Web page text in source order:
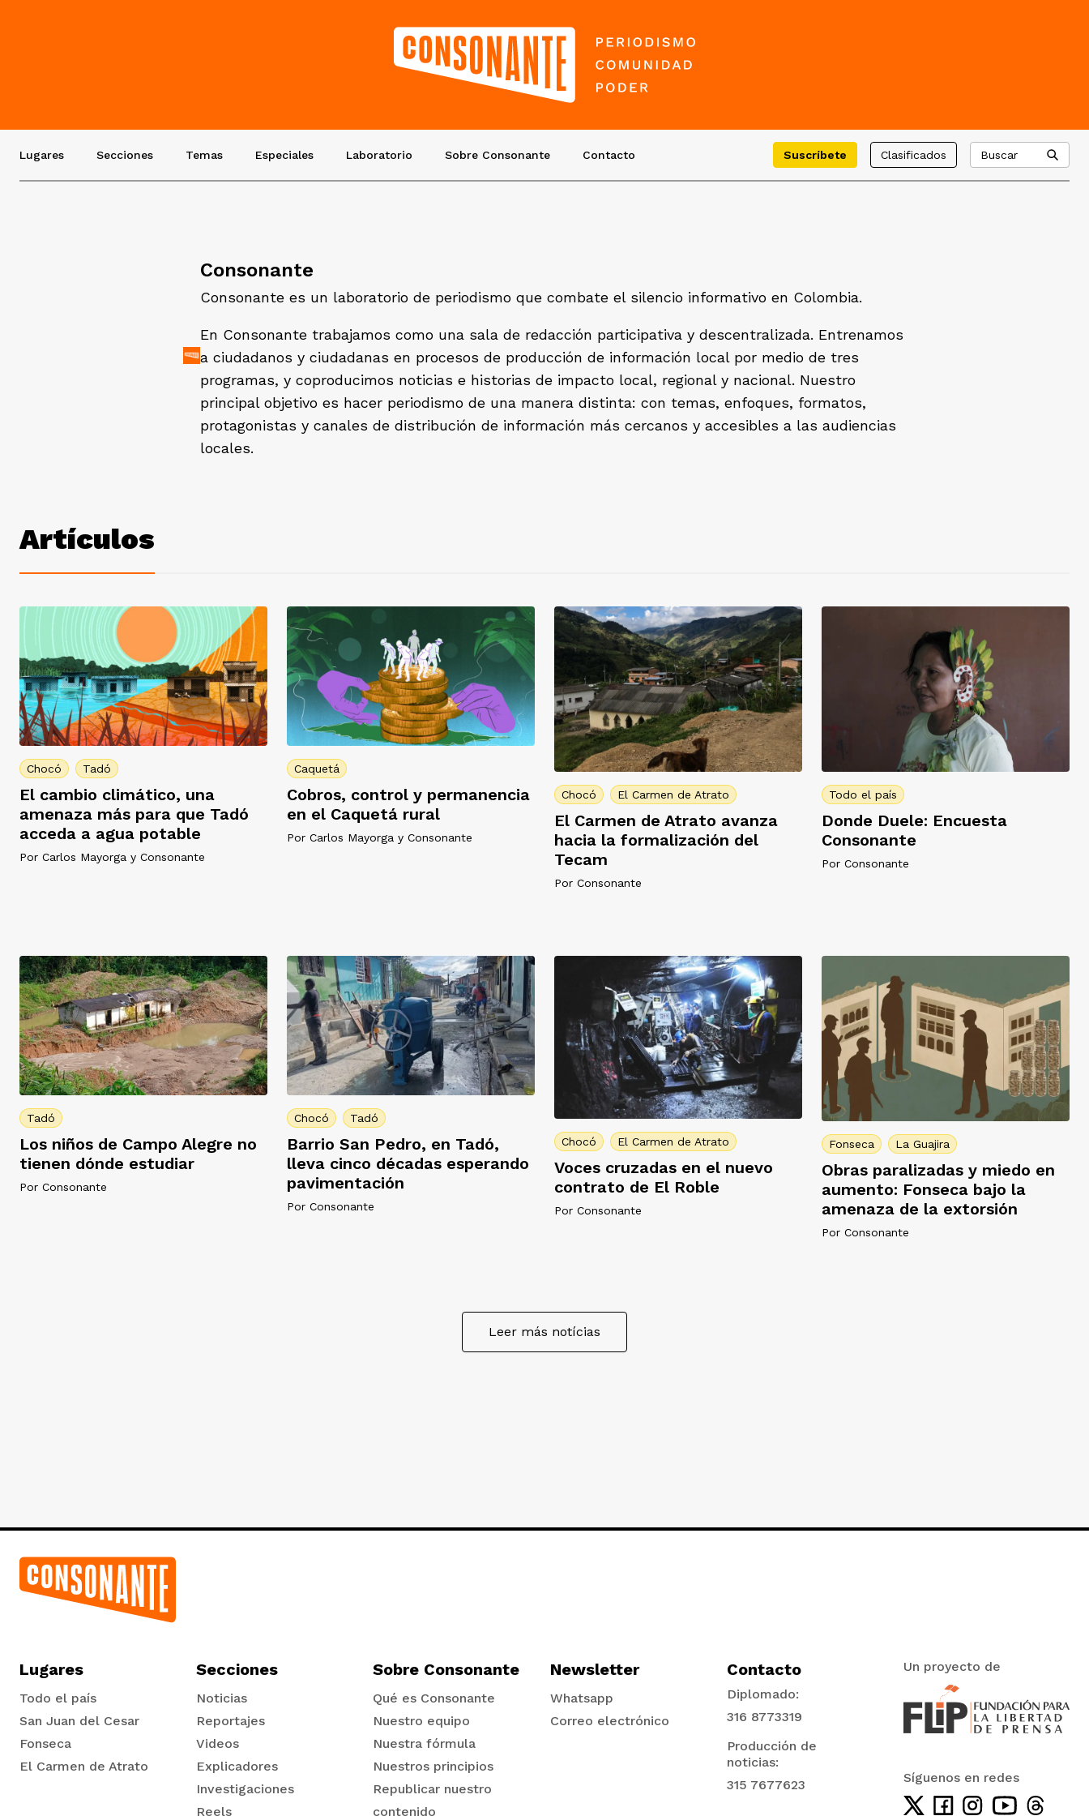
Lugares Secciones Temas Especiales Laboratorio Sobre Consonante Contacto Suscríbete Clasificados Buscar
Consonante
Consonante es un laboratorio de periodismo que combate el silencio informativo en Colombia.
En Consonante trabajamos como una sala de redacción participativa y descentralizada. Entrenamos
a ciudadanos y ciudadanas en procesos de producción de información local por medio de tres
programas, y coproducimos noticias e historias de impacto local, regional y nacional. Nuestro
principal objetivo es hacer periodismo de una manera distinta: con temas, enfoques, formatos,
protagonistas y canales de distribución de información más cercanos y accesibles a las audiencias
locales.
Artículos
Chocó Tadó
El cambio climático, una
amenaza más para que Tadó
acceda a agua potable
Por Carlos Mayorga y Consonante
Caquetá
Cobros, control y permanencia
en el Caquetá rural
Por Carlos Mayorga y Consonante
Chocó El Carmen de Atrato
El Carmen de Atrato avanza
hacia la formalización del
Tecam
Por Consonante
Todo el país
Donde Duele: Encuesta
Consonante
Por Consonante
Tadó
Los niños de Campo Alegre no
tienen dónde estudiar
Por Consonante
Chocó Tadó
Barrio San Pedro, en Tadó,
lleva cinco décadas esperando
pavimentación
Por Consonante
Chocó El Carmen de Atrato
Voces cruzadas en el nuevo
contrato de El Roble
Por Consonante
Fonseca La Guajira
Obras paralizadas y miedo en
aumento: Fonseca bajo la
amenaza de la extorsión
Por Consonante
Leer más notícias
Lugares
Todo el país
San Juan del Cesar
Fonseca
El Carmen de Atrato
Secciones
Noticias
Reportajes
Videos
Explicadores
Investigaciones
Reels
Sobre Consonante
Qué es Consonante
Nuestro equipo
Nuestra fórmula
Nuestros principios
Republicar nuestro
contenido
Newsletter
Whatsapp
Correo electrónico
Contacto
Diplomado:
316 8773319
Producción de
noticias:
315 7677623
Un proyecto de
Síguenos en redes